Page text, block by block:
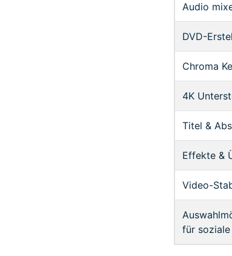
Audio
DVD-
Chroma
4K
Titel &
Effekte &
Video-
für